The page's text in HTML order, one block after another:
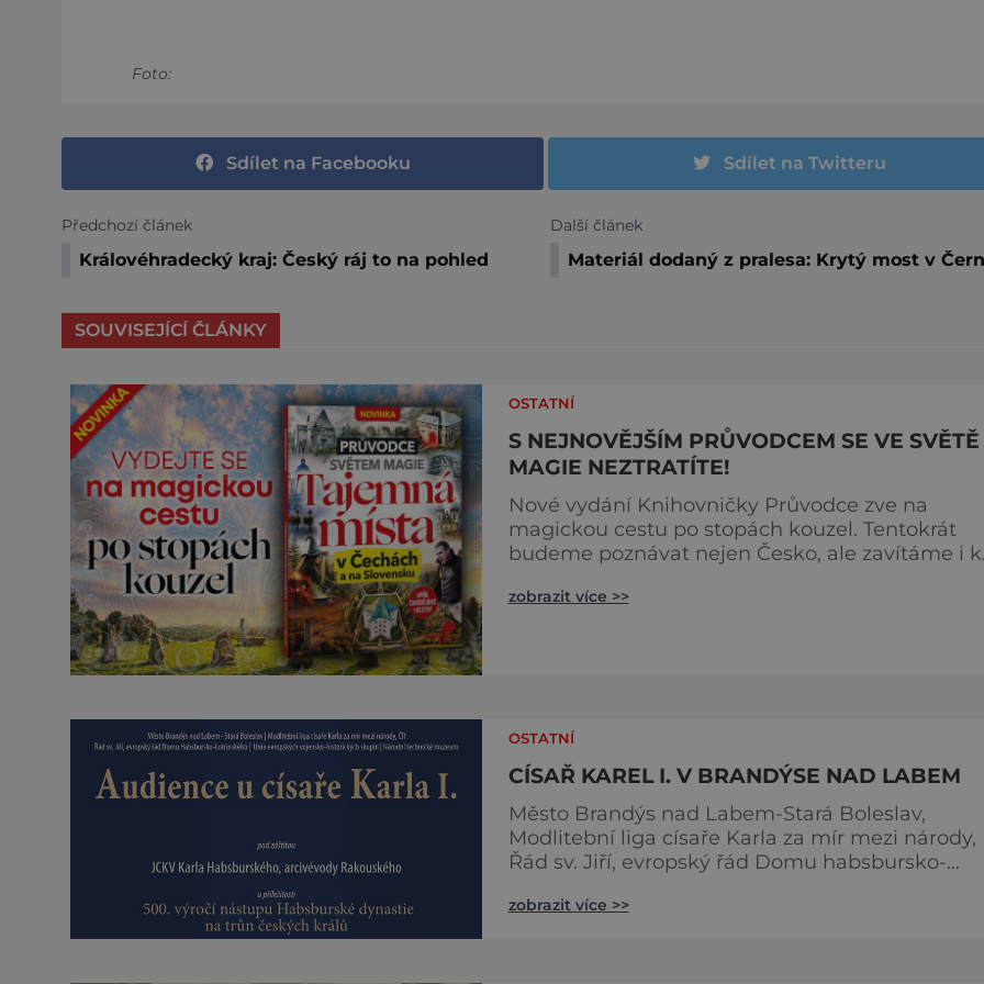
Foto:
Sdílet na Facebooku Sdílet na Twitteru
Předchozí článek
Královéhradecký kraj: Český ráj to na pohled
Další článek
Materiál dodaný z pralesa: Krytý most v
SOUVISEJÍCÍ ČLÁNKY
OSTATNÍ
S NEJNOVĚJŠÍM PRŮVODCEM SE VE SVĚTĚ
MAGIE NEZTRATÍTE!
Nové vydání Knihovničky Průvodce zve na
magickou cestu po stopách kouzel. Tentokrát
budeme poznávat nejen Česko, ale zavítáme i k
okouzlující, není pochyb, brzy ale zjistíte, že čáry
zobrazit více >>
OSTATNÍ
CÍSAŘ KAREL I. V BRANDÝSE NAD LABEM
Město Brandýs nad Labem-Stará Boleslav,
Modlitební liga císaře Karla za mír mezi národy,
Řád sv. Jiří, evropský řád Domu habsbursko-
historických skupin a Národní technické
zobrazit více >>